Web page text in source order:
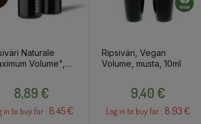
Naturale
Volume",
8,89 €
in to buy for : 8.45 €
Ripsiväri, Vegan
Volume, musta, 10ml
9,40 €
Log in to buy for : 8.93 €